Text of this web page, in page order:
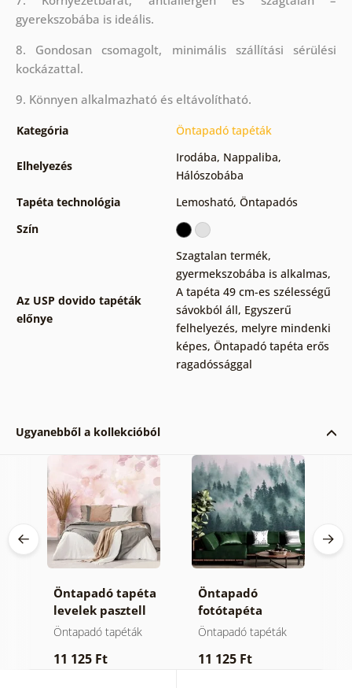
gyerekszobába is ideális.
8. Gondosan csomagolt, minimális szállítási sérülési
kockázattal.
9. Könnyen alkalmazható és eltávolítható.
Kategória Öntapadó tapéták
Elhelyezés
Irodába, Nappaliba,
Hálószobába
Tapéta technológia
Lemosható, Öntapadós
Szín
Az USP dovido tapéták
előnye
Szagtalan termék,
gyermekszobába is alkalmas,
A tapéta 49 cm-es szélességű
sávokból áll, Egyszerű
felhelyezés, melyre mindenki
képes, Öntapadó tapéta erős
ragadóssággal
Ugyanebből a kollekcióból
Öntapadó tapéta
levelek pasztell
színben
Öntapadó tapéták
11 125 Ft
Öntapadó
fotótapéta
hegyek a ködben
Öntapadó tapéták
11 125 Ft